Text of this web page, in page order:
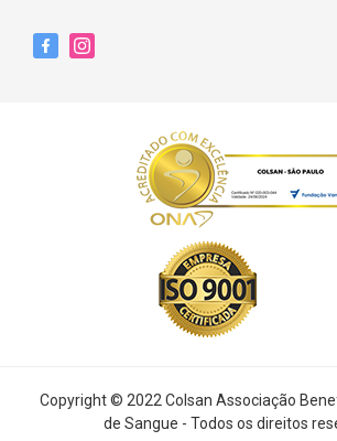
Copyright © 2022 Colsan Associação
de Sangue - Todos os direitos